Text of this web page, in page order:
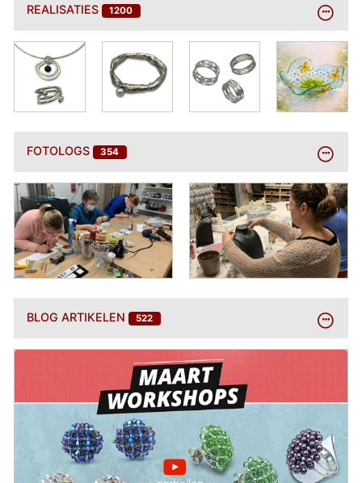
REALISATIES 1200
BEKIJK
MEER
FOTOLOGS 354
BEKIJK
MEER
BLOG ARTIKELEN 522
BEKIJK
MEER